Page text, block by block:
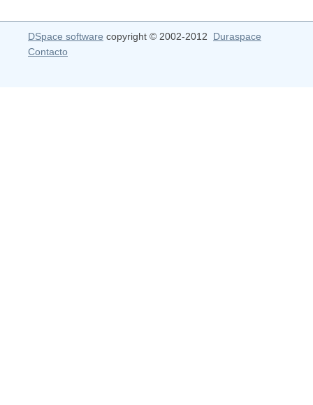
DSpace software copyright © 2002-2012 Duraspace
Contacto